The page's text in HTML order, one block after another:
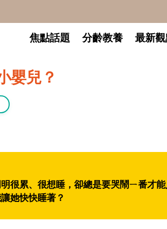
焦點話題 分齡教養 最新
嬰兒？
很累、很想睡，卻總是要哭鬧ㄧ番才
她快快睡著？
升小一開